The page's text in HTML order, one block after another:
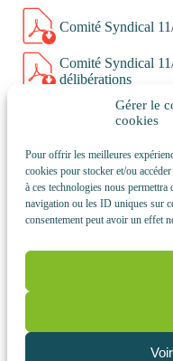
Gérer le
cookies
Pour offrir les meilleures
cookies pour stocker et/ou
à ces technologies nous permettra
navigation ou les ID uniques sur
consentement peut avoir un effet
Comité Syndical
Comité Syndical
délibérations
Comité Syndical
Comité Syndical
délibérations
Comité syndical
Comité Syndical